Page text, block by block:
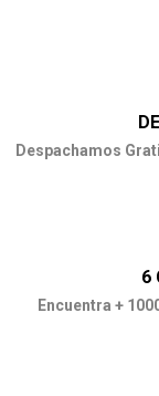
Despachamos
6
Encuentra +